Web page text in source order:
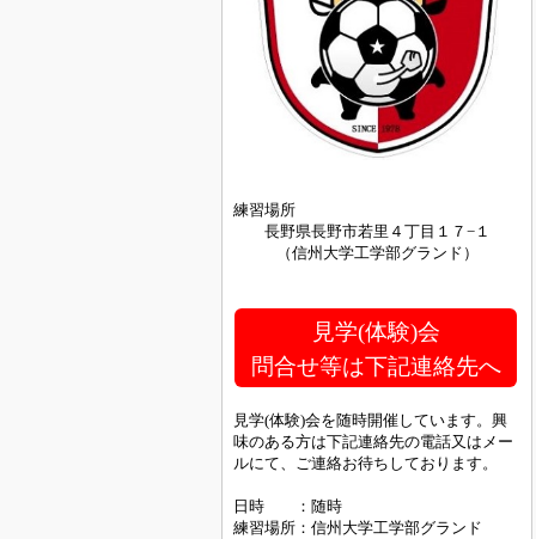
練習場所
長野県長野市若里４丁目１７−１
（信州大学工学部グランド）
見学(体験)会
問合せ等は下記連絡先へ
見学(体験)会を随時開催しています。興
味のある方は下記連絡先の電話又はメー
ルにて、ご連絡お待ちしております。
日時 ：随時
練習場所：信州大学工学部グランド